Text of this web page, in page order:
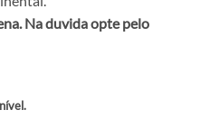
Na duvida opte pelo